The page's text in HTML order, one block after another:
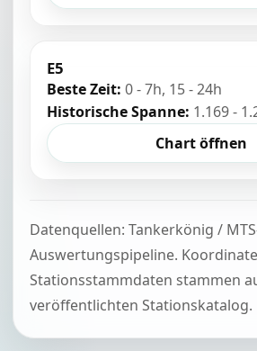
E5
Beste Zeit: 0 - 7h, 15 - 24h
Historische Spanne: 1.169 -
Chart öffnen
Datenquellen: Tankerkönig /
Auswertungspipeline.
Stationsstammdaten stammen
veröffentlichten Stationskatalog.